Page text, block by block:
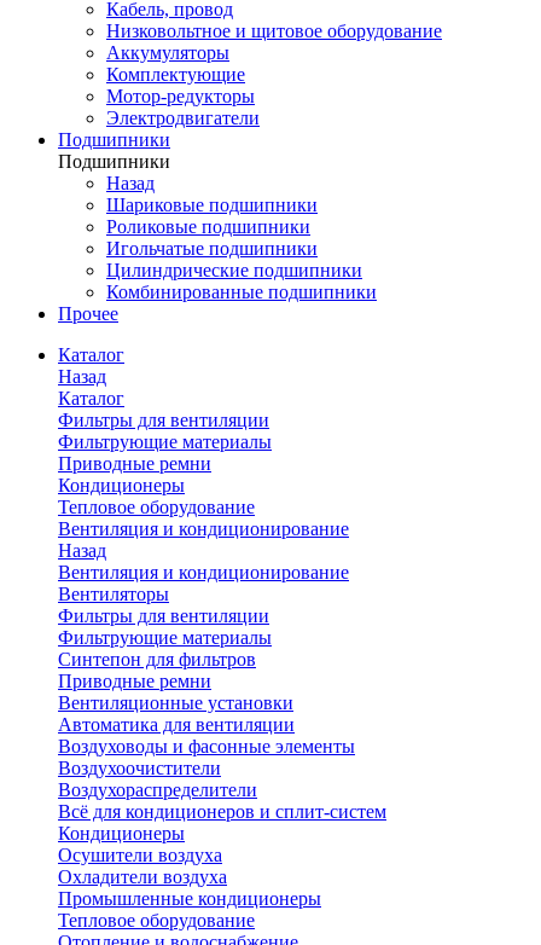
Кабель, провод
Низковольтное и щитовое оборудование
Аккумуляторы
Комплектующие
Мотор-редукторы
Электродвигатели
Подшипники
Подшипники
Назад
Шариковые подшипники
Роликовые подшипники
Игольчатые подшипники
Цилиндрические подшипники
Комбинированные подшипники
Прочее
Каталог
Назад
Каталог
Фильтры для вентиляции
Фильтрующие материалы
Приводные ремни
Кондиционеры
Тепловое оборудование
Вентиляция и кондиционирование
Назад
Вентиляция и кондиционирование
Вентиляторы
Фильтры для вентиляции
Фильтрующие материалы
Синтепон для фильтров
Приводные ремни
Вентиляционные установки
Автоматика для вентиляции
Воздуховоды и фасонные элементы
Воздухоочистители
Воздухораспределители
Всё для кондиционеров и сплит-систем
Кондиционеры
Осушители воздуха
Охладители воздуха
Промышленные кондиционеры
Тепловое оборудование